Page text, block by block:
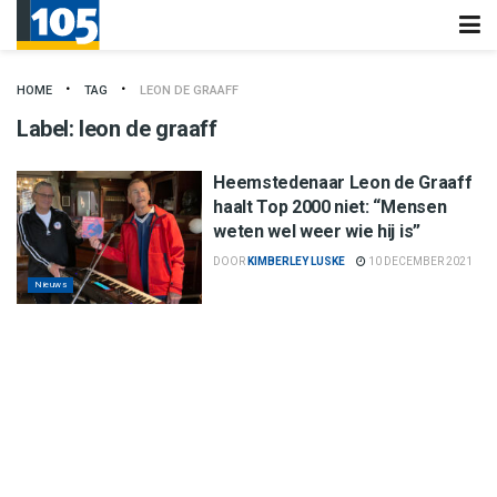
HOME TAG LEON DE GRAAFF
Label: leon de graaff
Nieuws
Heemstedenaar Leon de Graaff
haalt Top 2000 niet: “Mensen
weten wel weer wie hij is”
DOOR KIMBERLEY LUSKE 10 DECEMBER 2021